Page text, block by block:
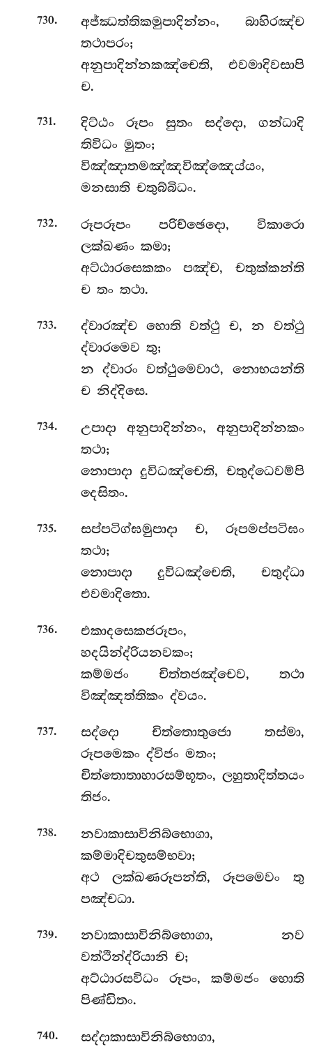
730.
අජ්ඣත්තිකමුපාදින්නං, බාහිරඤ්ච
තථාපරං;
අනුපාදින්නකඤ්චෙති, එවමාදිවසාපි
ච.
731.
දිට්ඨං රූපං සුතං සද්දො, ගන්ධාදි
තිවිධං මුතං;
විඤ්ඤාතමඤ්ඤවිඤ්ඤෙය්යං,
මනසාති චතුබ්බිධං.
732.
රූපරූපං පරිච්ඡෙදො, විකාරො
ලක්ඛණං කමා;
අට්ඨාරසෙකකං පඤ්ච, චතුක්කන්ති
ච තං තථා.
733.
ද්වාරඤ්ච හොති වත්ථු ච, න වත්ථු
ද්වාරමෙව තු;
න ද්වාරං වත්ථුමෙවාථ, නොභයන්ති
ච නිද්දිසෙ.
734. උපාදා අනුපාදින්නං, අනුපාදින්නකං
තථා;
නොපාදා දුවිධඤ්චෙති, චතුද්ධෙවම්පි
දෙසිතං.
735.
සප්පටිග්ඝමුපාදා ච, රූපමප්පටිඝං
තථා;
නොපාදා දුවිධඤ්චෙති, චතුද්ධා
එවමාදිතො.
736.
එකාදසෙකජරූපං,
හදයින්ද්රියනවකං;
කම්මජං චිත්තජඤ්චෙව, තථා
විඤ්ඤත්තිකං ද්වයං.
737.
සද්දො චිත්තොතුජො තස්මා,
රූපමෙකං ද්විජං මතං;
චිත්තොතාහාරසම්භූතං, ලහුතාදිත්තයං
තිජං.
738.
නවාකාසාවිනිබ්භොගා,
කම්මාදිචතුසම්භවා;
අථ ලක්ඛණරූපන්ති, රූපමෙවං තු
පඤ්චධා.
739.
නවාකාසාවිනිබ්භොගා, නව
වත්ථින්ද්රියානි ච;
අට්ඨාරසවිධං රූපං, කම්මජං හොති
පිණ්ඩිතං.
740.
සද්දාකාසාවිනිබ්භොගා,